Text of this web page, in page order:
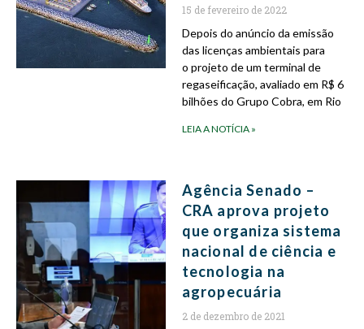
15 de fevereiro de 2022
Depois do anúncio da emissão
das licenças ambientais para
o projeto de um terminal de
regaseificação, avaliado em R$ 6
bilhões do Grupo Cobra, em Rio
LEIA A NOTÍCIA »
Agência Senado –
CRA aprova projeto
que organiza sistema
nacional de ciência e
tecnologia na
agropecuária
2 de dezembro de 2021